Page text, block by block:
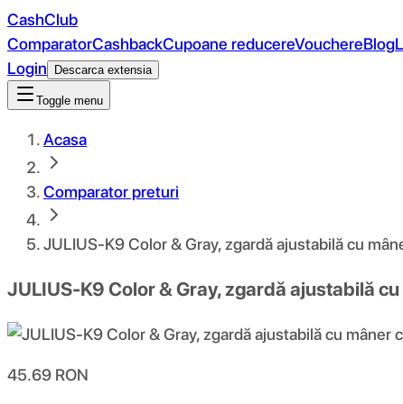
CashClub
ComparatorCashbackCupoane reducereVouchereBlog
Login
Descarca extensia
Toggle menu
Acasa
Comparator preturi
JULIUS-K9 Color & Gray, zgardă ajustabilă cu
JULIUS-K9 Color & Gray, zgardă ajustabilă
45.69 RON